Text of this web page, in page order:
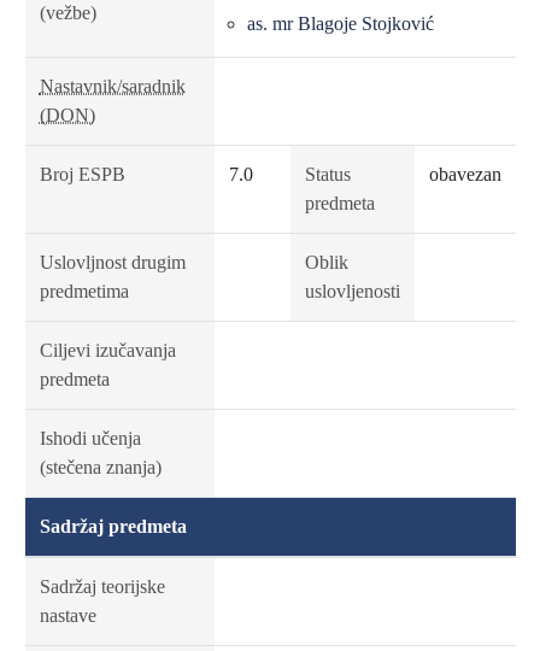
(vežbe)
as. mr Blagoje Stojković
Nastavnik/saradnik
(DON)
Broj ESPB 7.0
Status
predmeta
obavezan
Uslovljnost drugim
predmetima
Oblik
uslovljenosti
Ciljevi izučavanja
predmeta
Ishodi učenja
(stečena znanja)
Sadržaj predmeta
Sadržaj teorijske
nastave